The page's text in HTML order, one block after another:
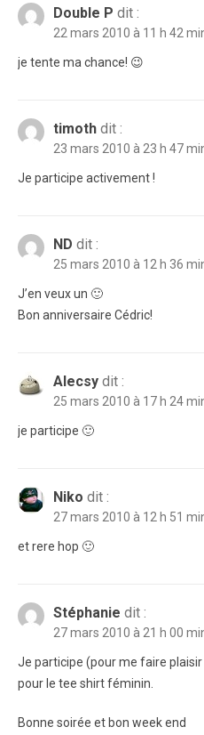
Double P dit :
22 mars 2010 à 11 h 42
je tente ma chance! 😉
timoth dit :
23 mars 2010 à 23 h 47
Je participe activement !
ND dit :
25 mars 2010 à 12 h 36
J’en veux un 🙂
Bon anniversaire Cédric!
Alecsy dit :
25 mars 2010 à 17 h 24
je participe 🙂
Niko dit :
27 mars 2010 à 12 h 51
et rere hop 🙂
Stéphanie dit :
27 mars 2010 à 21 h 00
Je participe (pour me faire plaisir
pour le tee shirt féminin.
Bonne soirée et bon week end